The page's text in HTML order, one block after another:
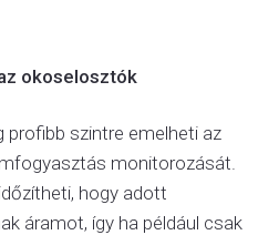
okoselosztók
profibb szintre emelheti az
monitorozását.
hogy adott
áramot, így ha például csak